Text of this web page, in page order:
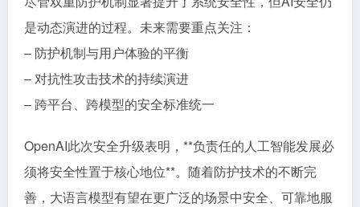
是动态演进的过程。未来需要重点关注：
– 防护机制与用户体验的平衡
– 对抗性攻击技术的持续演进
– 跨平台、跨模型的安全标准统一
OpenAI此次安全升级表明，**负责任的人工智能发展必
须将安全性置于核心地位**。随着防护技术的不断完
善，大语言模型有望在更广泛的场景中安全、可靠地服